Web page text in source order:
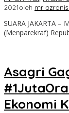
2021oleh mr
SUARA JAKARTA
(Menparekraf)
Asagri
Ekonomi